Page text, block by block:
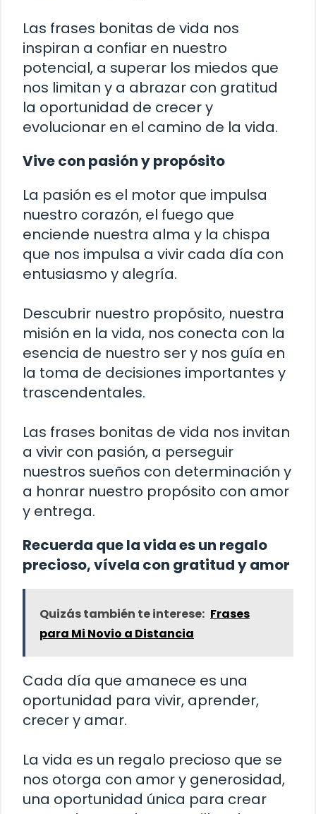
Las frases bonitas de vida nos
inspiran a confiar en nuestro
potencial, a superar los miedos que
nos limitan y a abrazar con gratitud
la oportunidad de crecer y
evolucionar en el camino de la vida.
Vive con pasión y propósito
La pasión es el motor que impulsa
nuestro corazón, el fuego que
enciende nuestra alma y la chispa
que nos impulsa a vivir cada día con
entusiasmo y alegría.
Descubrir nuestro propósito, nuestra
misión en la vida, nos conecta con la
esencia de nuestro ser y nos guía en
la toma de decisiones importantes y
trascendentales.
Las frases bonitas de vida nos invitan
a vivir con pasión, a perseguir
nuestros sueños con determinación y
a honrar nuestro propósito con amor
y entrega.
Recuerda que la vida es un regalo
precioso, vívela con gratitud y amor
Quizás también te interese: Frases
para Mi Novio a Distancia
Cada día que amanece es una
oportunidad para vivir, aprender,
crecer y amar.
La vida es un regalo precioso que se
nos otorga con amor y generosidad,
una oportunidad única para crear